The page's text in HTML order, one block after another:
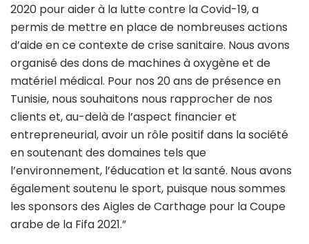
2020 pour aider à la lutte contre la Covid-19, a
permis de mettre en place de nombreuses actions
d’aide en ce contexte de crise sanitaire. Nous avons
organisé des dons de machines à oxygène et de
matériel médical. Pour nos 20 ans de présence en
Tunisie, nous souhaitons nous rapprocher de nos
clients et, au-delà de l’aspect financier et
entrepreneurial, avoir un rôle positif dans la société
en soutenant des domaines tels que
l’environnement, l’éducation et la santé. Nous avons
également soutenu le sport, puisque nous sommes
les sponsors des Aigles de Carthage pour la Coupe
arabe de la Fifa 2021.”